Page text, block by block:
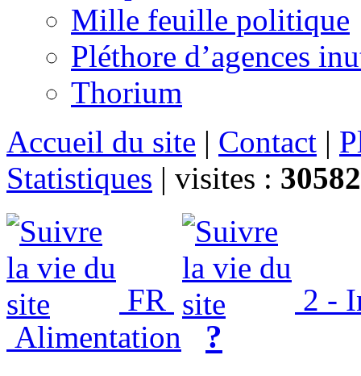
Mille feuille politique
Pléthore d’agences
Thorium
Accueil du site | Contact |
Statistiques | visites :
FR
2 -
Alimentation
?